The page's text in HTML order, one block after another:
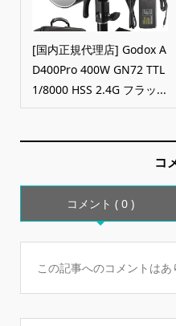
[国内正規代理店] Godox A
D400Pro 400W GN72 TTL
1/8000 HSS 2.4G フラッ...
コ
コメント ( 0 )
この記事へのコメントはあ